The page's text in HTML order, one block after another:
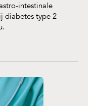
intestinale
diabetes type 2